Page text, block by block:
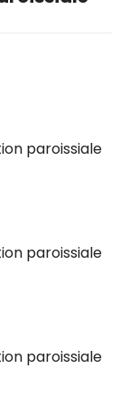
paroissiale
paroissiale
paroissiale